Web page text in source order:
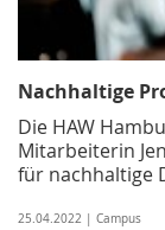
Nachhaltige
Die HAW
Mitarbeiterin
für nachhaltige
25.04.2022 | Campus